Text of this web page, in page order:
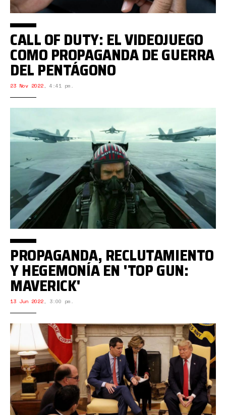
CALL OF DUTY: EL VIDEOJUEGO
COMO PROPAGANDA DE GUERRA
DEL PENTÁGONO
23 Nov 2022, 4:41 pm.
PROPAGANDA, RECLUTAMIENTO
Y HEGEMONÍA EN 'TOP GUN:
MAVERICK'
13 Jun 2022, 3:00 pm.